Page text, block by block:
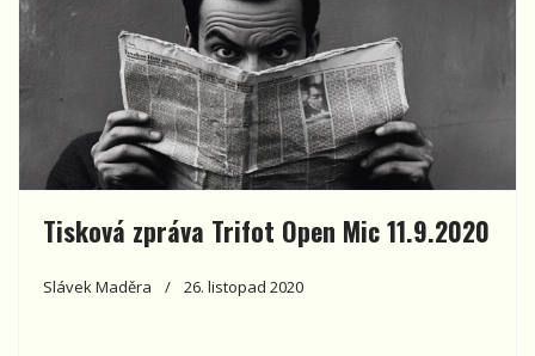
Tisková zpráva Trifot Open Mic 11.9.2020
Slávek Maděra 26. listopad 2020